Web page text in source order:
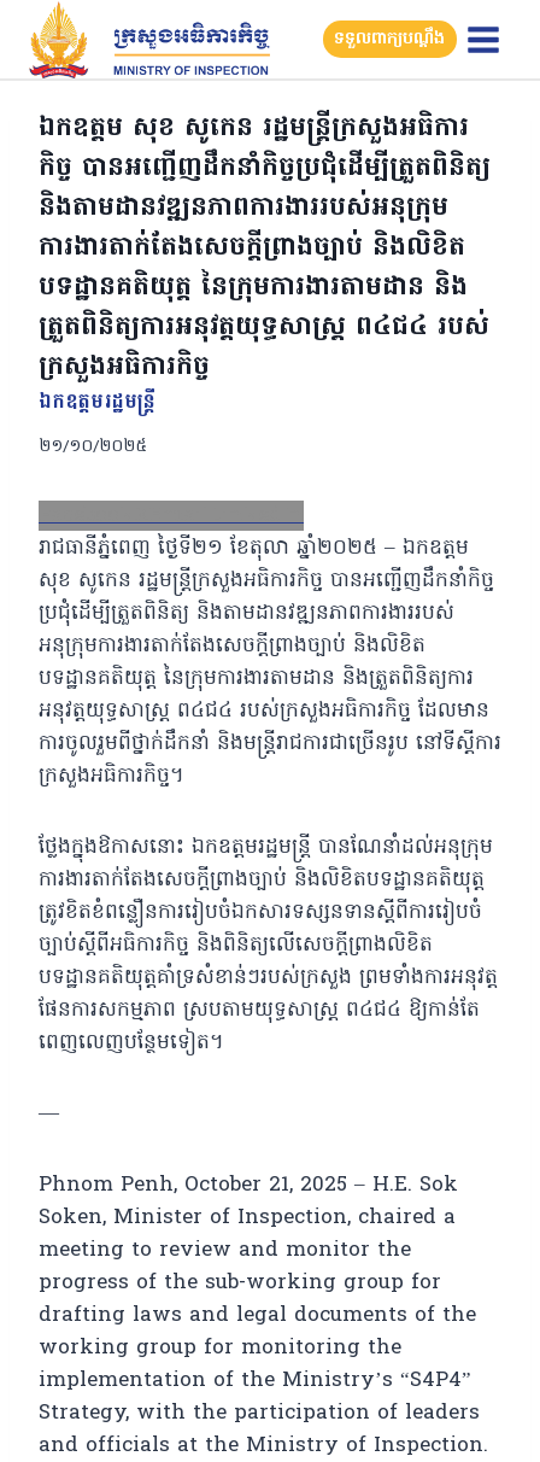
Skip
content
ទទួលពាក្យបណ្តឹង
ឯកឧត្តម សុខ សូកេន រដ្ឋមន្ត្រីក្រសួងអធិការ
កិច្ច បានអញ្ជើញដឹកនាំកិច្ចប្រជុំដើម្បីត្រួតពិនិត្យ
និងតាមដានវឌ្ឍនភាពការងាររបស់អនុក្រុម
ការងារតាក់តែងសេចក្ដីព្រាងច្បាប់ និងលិខិត
បទដ្ឋានគតិយុត្ត នៃក្រុមការងារតាមដាន និង
ត្រួតពិនិត្យការអនុវត្តយុទ្ធសាស្ត្រ ព៤ជ៤ របស់
ក្រសួងអធិការកិច្ច
ឯកឧត្ដមរដ្ឋមន្ត្រី
២១/១០/២០២៥
FacebookXEmailLinkedIn
រាជធានីភ្នំពេញ ថ្ងៃទី២១ ខែតុលា ឆ្នាំ២០២៥ – ឯកឧត្តម
សុខ សូកេន រដ្ឋមន្ត្រីក្រសួងអធិការកិច្ច បានអញ្ជើញដឹកនាំកិច្ច
ប្រជុំដើម្បីត្រួតពិនិត្យ និងតាមដានវឌ្ឍនភាពការងាររបស់
អនុក្រុមការងារតាក់តែងសេចក្ដីព្រាងច្បាប់ និងលិខិត
បទដ្ឋានគតិយុត្ត នៃក្រុមការងារតាមដាន និងត្រួតពិនិត្យការ
អនុវត្តយុទ្ធសាស្ត្រ ព៤ជ៤ របស់ក្រសួងអធិការកិច្ច ដែលមាន
ការចូលរួមពីថ្នាក់ដឹកនាំ និងមន្រ្តីរាជការជាច្រើនរូប នៅទីស្ដីការ
ក្រសួងអធិការកិច្ច។
ថ្លែងក្នុងឱកាសនោះ ឯកឧត្តមរដ្ឋមន្ត្រី បានណែនាំដល់អនុក្រុម
ការងារតាក់តែងសេចក្ដីព្រាងច្បាប់ និងលិខិតបទដ្ឋានគតិយុត្ត
ត្រូវខិតខំពន្លឿនការរៀបចំឯកសារទស្សនទានស្តីពីការរៀបចំ
ច្បាប់ស្តីពីអធិការកិច្ច និងពិនិត្យលើសេចក្ដីព្រាងលិខិត
បទដ្ឋានគតិយុត្តគាំទ្រសំខាន់ៗរបស់ក្រសួង ព្រមទាំងការអនុវត្ត
ផែនការសកម្មភាព ស្របតាមយុទ្ធសាស្រ្ត ព៤ជ៤ ឱ្យកាន់តែ
ពេញលេញបន្ថែមទៀត។
—
Phnom Penh, October 21, 2025 – H.E. Sok
Soken, Minister of Inspection, chaired a
meeting to review and monitor the
progress of the sub-working group for
drafting laws and legal documents of the
working group for monitoring the
implementation of the Ministry’s “S4P4”
Strategy, with the participation of leaders
and officials at the Ministry of Inspection.